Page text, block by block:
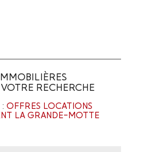
RECHERCHE
OFFRES LOCATIONS
LA GRANDE-MOTTE